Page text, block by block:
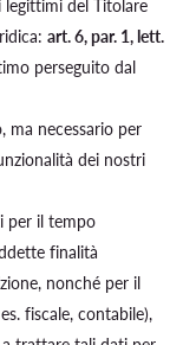
legittimi del Titolare
art. 6, par. 1, lett.
perseguito dal
ma necessario per
dei nostri
per il tempo
finalità
nonché per il
fiscale, contabile),